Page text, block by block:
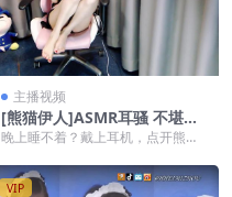
主播视频
[熊猫伊人]ASMR耳骚 不堪入
耳的声音 6
晚上睡不着？戴上耳机，点开熊猫
声音 6》，直接...
VIP